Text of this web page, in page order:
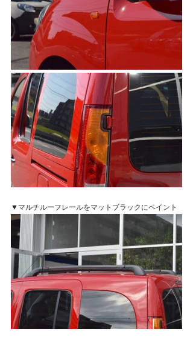
▼マルチルーフレールをマットブラックにペイント